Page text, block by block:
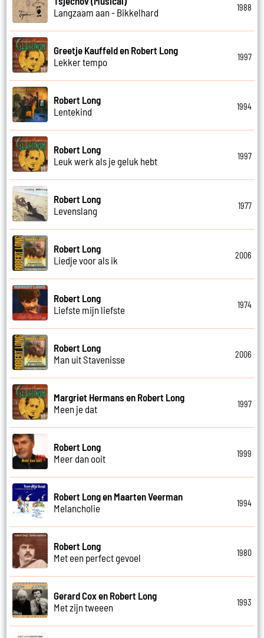
Langzaam aan - Bikkelhard
1988
Greetje Kauffeld en Robert Long
Lekker tempo
1997
Robert Long
Lentekind
1994
Robert Long
Leuk werk als je geluk hebt
1997
Robert Long
Levenslang
1977
Robert Long
Liedje voor als ik
2006
Robert Long
Liefste mijn liefste
1974
Robert Long
Man uit Stavenisse
2006
Margriet Hermans en Robert Long
Meen je dat
1997
Robert Long
Meer dan ooit
1999
Robert Long en Maarten Veerman
Melancholie
1994
Robert Long
Met een perfect gevoel
1980
Gerard Cox en Robert Long
Met zijn tweeen
1993